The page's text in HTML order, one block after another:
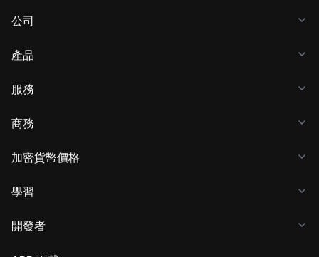
公司
產品
服務
商務
加密貨幣價格
學習
開發者